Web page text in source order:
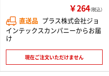
￥264（税込）
直送品 プラス株式会社ジョ
インテックスカンパニーからお届
け
現在ご注文いただけません